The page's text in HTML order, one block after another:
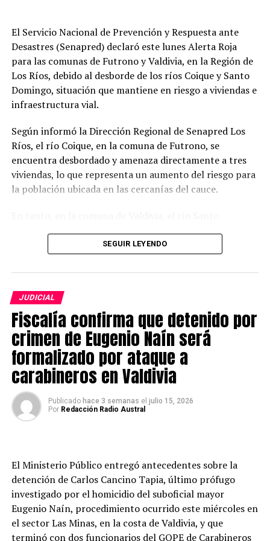
La ceremonia culminó con un emotivo homenaje al
músico local Miguel Navarro Bahamonde, quien falleció
trágicamente en un accidente.
En este 17º aniversario, el compromiso por un futuro
sostenible y la mejora de la calidad de vida de los
habitantes de Los Ríos se reafirma, preparando el
camino para los próximos años.
Post Views: 752
TAGS
Las Animas la noche de este martes
Redacción Radio Austral
El Servicio Nacional de Prevención y Respuesta ante
Desastres (Senapred) declaró este lunes Alerta Roja
para las comunas de Futrono y Valdivia, en la Región de
Los Ríos, debido al desborde de los ríos Coique y Santo
Domingo, situación que mantiene en riesgo a viviendas e
infraestructura vial.
Según informó la Dirección Regional de Senapred Los
Ríos, el río Coique, en la comuna de Futrono, se
encuentra desbordado y amenaza directamente a tres
viviendas, lo que representa un aumento del riesgo para
la población ubicada en las cercanías del cauce.
provocando la interrupción de la conectividad en la
cercanas.
La Alerta Roja comenzó a regir este lunes y
permanecerá vigente hasta que las condiciones del
evento lo ameriten. Con esta medida, Senapred indicó
que se movilizarán todos los recursos necesarios y
disponibles para enfrentar la emergencia y controlar
sus efectos, considerando la magnitud y severidad de la
situación.
Asimismo, el organismo informó que continúa vigente la
Medidas de prevención
Senapred instruyó a los municipios y a los organismos
que integran el Sistema Nacional de Prevención y
Respuesta ante Desastres (Sinapred) a mantener una
SEGUIR LEYENDO
JUDICIAL
Fiscalía confirma que detenido por
crimen de Eugenio Naín será
formalizado por ataque a
carabineros en Valdivia
Publicado hace 3 semanas el julio 15, 2026
Por Redacción Radio Austral
El Ministerio Público entregó antecedentes sobre la
detención de Carlos Cancino Tapia, último prófugo
investigado por el homicidio del suboficial mayor
Eugenio Naín, procedimiento ocurrido este miércoles en
el sector Las Minas, en la costa de Valdivia, y que
terminó con dos funcionarios del GOPE de Carabineros